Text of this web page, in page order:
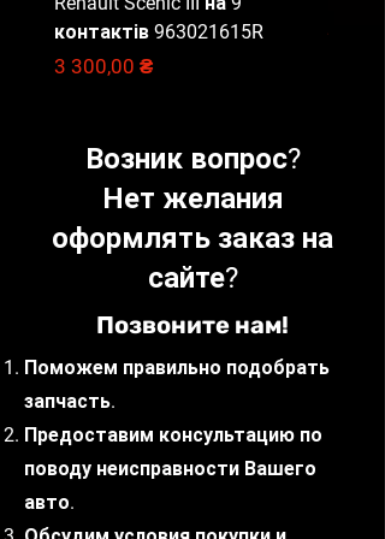
ACEA C3.
Специфікації та допуски: ACEA
контактів 963021615R
Цена
3 300,00 ₴
Цена
2
Возник вопрос?
Нет желания
оформлять заказ на
сайте?
Позвоните нам!
Поможем правильно подобрать
запчасть.
Предоставим консультацию по
поводу неисправности Вашего
авто.